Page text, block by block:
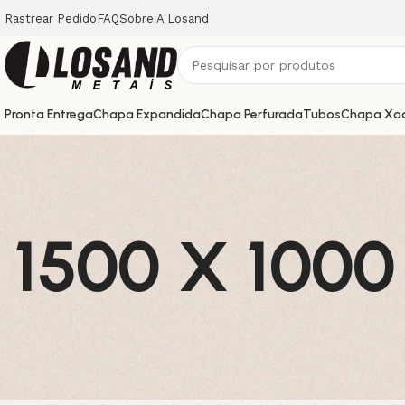
Rastrear Pedido FAQSobre A Losand
Pronta EntregaChapa ExpandidaChapa PerfuradaTubosChapa
1500 X 1000